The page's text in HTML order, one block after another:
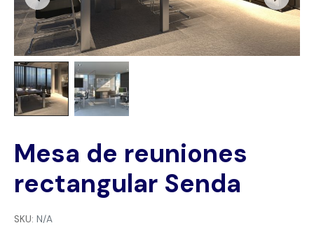
Mesa de reuniones
rectangular Senda
SKU: N/A